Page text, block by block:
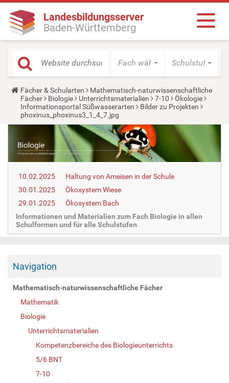
Landesbildungsserver
Baden-Württemberg
Fach wählen Schulstufe
Y
o
u
a
r
e
r
e
Fächer & Schularten
Mathematisch-naturwissenschaftliche
Fächer
Biologie Unterrichtsmaterialien 7-10
Ökologie
Informationsportal Süßwasserarten
Bilder zu Projekten
phoxinus_phoxinus3_1_4_7.jpg
10.02.2025
Haltung von Ameisen in der Schule
30.01.2025
Ökosystem Wiese
29.01.2025
Ökosystem Bach
Informationen und Materialien zum Fach Biologie in allen
Schulformen und für alle Schulstufen
Navigation
Mathematisch-naturwissenschaftliche Fächer
Mathematik
Biologie
Unterrichtsmaterialien
Kompetenzbereiche des Biologieunterrichts
5/6 BNT
7-10